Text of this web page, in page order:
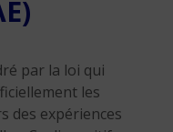
par la loi qui
les
des expériences